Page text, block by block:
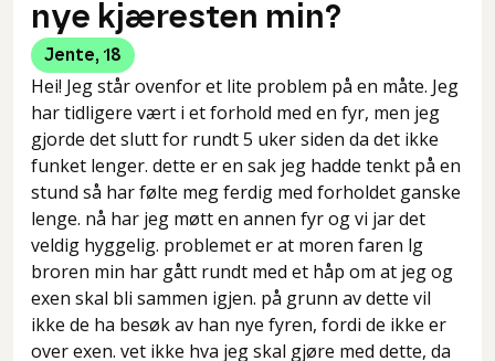
nye kjæresten min?
Jente, 18
Hei! Jeg står ovenfor et lite problem på en måte. Jeg
har tidligere vært i et forhold med en fyr, men jeg
gjorde det slutt for rundt 5 uker siden da det ikke
funket lenger. dette er en sak jeg hadde tenkt på en
stund så har følte meg ferdig med forholdet ganske
lenge. nå har jeg møtt en annen fyr og vi jar det
veldig hyggelig. problemet er at moren faren lg
broren min har gått rundt med et håp om at jeg og
exen skal bli sammen igjen. på grunn av dette vil
ikke de ha besøk av han nye fyren, fordi de ikke er
over exen. vet ikke hva jeg skal gjøre med dette, da